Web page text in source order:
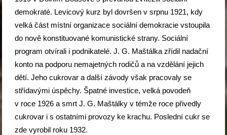
demokraté. Levicový kurz byl dovršen v srpnu 1921, kdy
velká část místní organizace sociální demokracie vstoupila
do nově konstituované komunistické strany. Sociální
program otvírali i podnikatelé. J. G. Maštálka zřídil nadační
konto na podporu nemajetných rodičů a na vzdělání jejich
dětí. Jeho cukrovar a další závody však pracovaly se
střídavými úspěchy. Špatné investice, velká povodeň
v roce 1926 a smrt J. G. Maštálky v témže roce přivedly
cukrovar i s ostatními provozy ke krachu. Poslední cukr se
zde vyrobil roku 1932.